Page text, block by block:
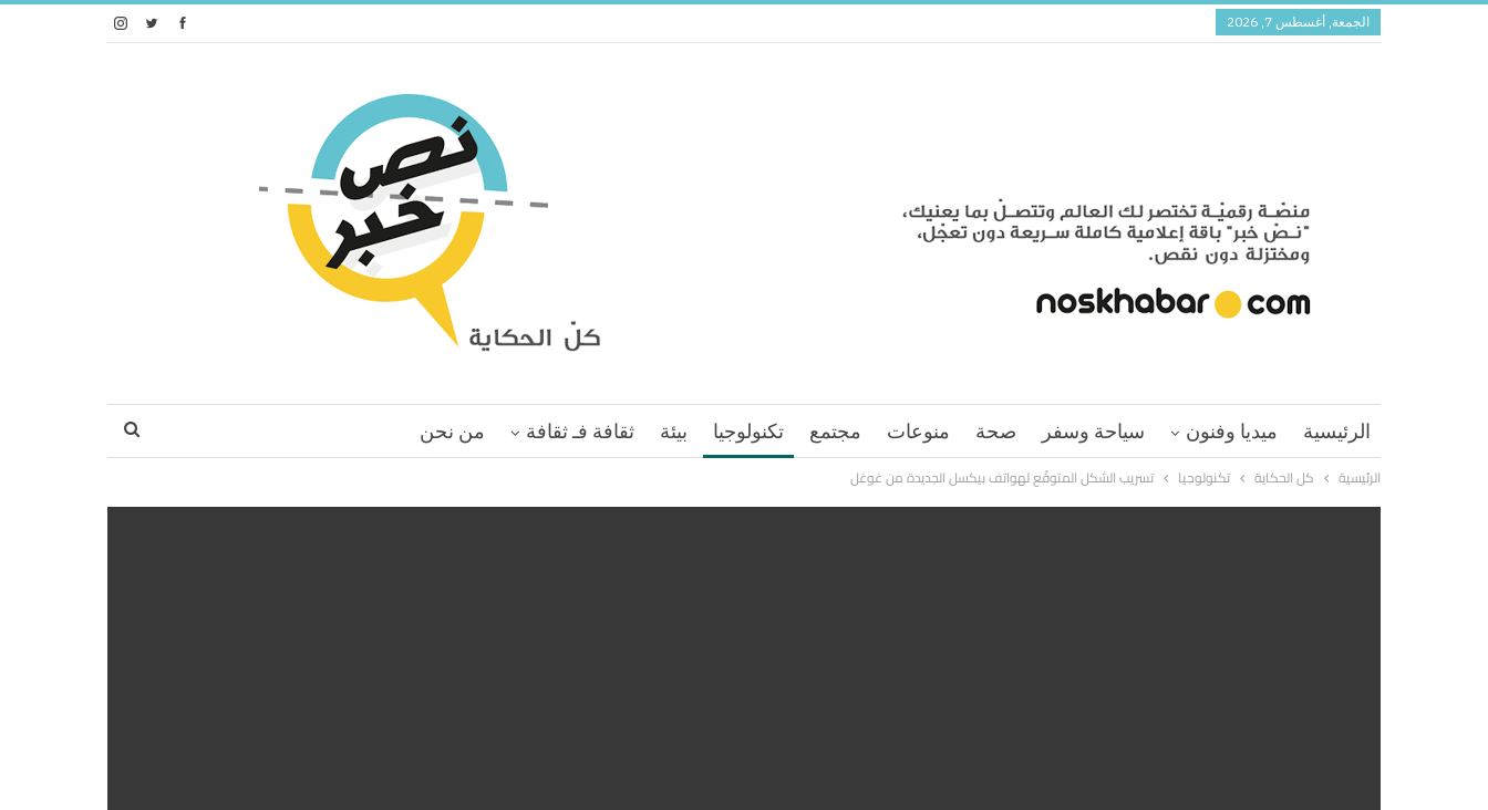
الجمعة, أغسطس 7, 2026
الرئيسية ميديا وفنون سياحة وسفر صحة منوعات مجتمع تكنولوجيا بيئة ثقافة فـ ثقافة
من نحن
الرئيسية
كل الحكاية تكنولوجيا تسريب الشكل المتوقّع لهواتف بيكسل الجديدة من غوغل